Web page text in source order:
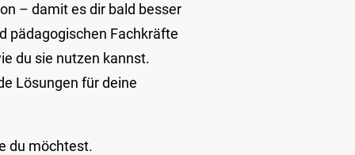
– damit es dir bald besser
pädagogischen Fachkräfte
du sie nutzen kannst.
Lösungen für deine
du möchtest.